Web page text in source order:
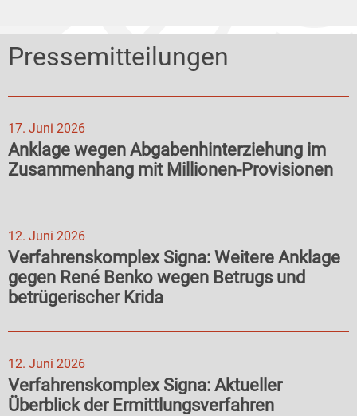
Pressemitteilungen
17. Juni 2026
Anklage wegen Abgabenhinterziehung im
Zusammenhang mit Millionen-Provisionen
12. Juni 2026
Verfahrenskomplex Signa: Weitere Anklage
gegen René Benko wegen Betrugs und
betrügerischer Krida
12. Juni 2026
Verfahrenskomplex Signa: Aktueller
Überblick der Ermittlungsverfahren